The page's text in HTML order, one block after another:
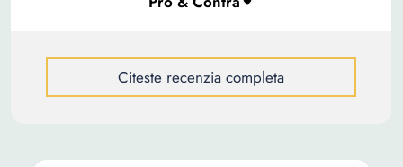
Citeste recenzia completa